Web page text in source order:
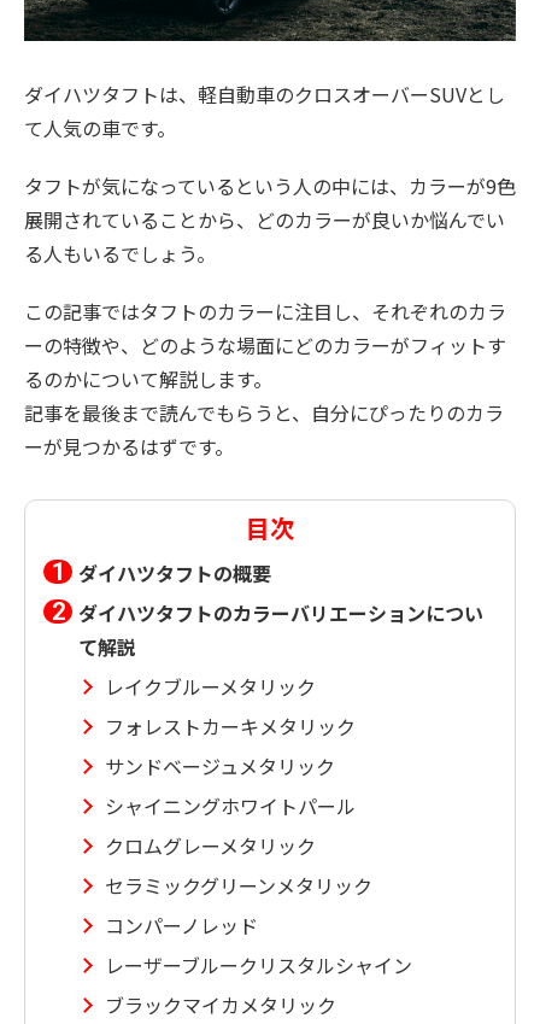
ダイハツタフトは、軽自動車のクロスオーバーSUVとし
て人気の車です。
タフトが気になっているという人の中には、カラーが9色
展開されていることから、どのカラーが良いか悩んでい
る人もいるでしょう。
この記事ではタフトのカラーに注目し、それぞれのカラ
ーの特徴や、どのような場面にどのカラーがフィットす
るのかについて解説します。
記事を最後まで読んでもらうと、自分にぴったりのカラ
ーが見つかるはずです。
目次
ダイハツタフトの概要
ダイハツタフトのカラーバリエーションについ
て解説
レイクブルーメタリック
フォレストカーキメタリック
サンドベージュメタリック
シャイニングホワイトパール
クロムグレーメタリック
セラミックグリーンメタリック
コンパーノレッド
レーザーブルークリスタルシャイン
ブラックマイカメタリック